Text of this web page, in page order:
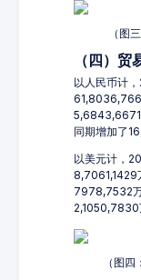
（图
（四）贸
以人民币计
同期增加了
以美元计，
8,7061,1429
7978,7532
2,1050,7830
（图